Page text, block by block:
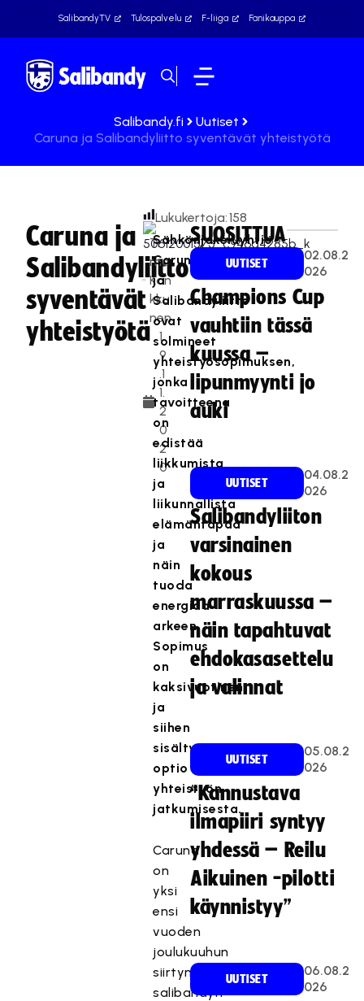
SalibandyTV Tulospalvelu F-liiga Fanikauppa
Salibandy.fi
Uutiset
Caruna ja Salibandyliitto syventävät yhteistyötä
Caruna ja
Salibandyliitto
syventävät
yhteistyötä
Ti
mo
Kan
kku
nen
1
9
.1
1.
2
0
2
0
Lukukertoja:158
Sähkönjakeluyhtiö
Caruna
ja
Salibandyliitto
ovat
solmineet
yhteistyösopimuksen,
jonka
tavoitteena
on
edistää
liikkumista
ja
liikunnallista
elämäntapaa
ja
näin
tuoda
energiaa
arkeen.
Sopimus
on
kaksivuotinen
ja
siihen
sisältyy
optio
yhteistyön
jatkumisesta.
Caruna
on
yksi
ensi
vuoden
joulukuuhun
siirtyneiden
salibandyn
SUOSITTUA
UUTISET
02.08.2
026
Champions Cup
vauhtiin tässä
kuussa –
lipunmyynti jo
auki
UUTISET
04.08.2
026
Salibandyliiton
varsinainen
kokous
marraskuussa –
näin tapahtuvat
ehdokasasettelu
ja valinnat
UUTISET
05.08.2
026
“Kannustava
ilmapiiri syntyy
yhdessä – Reilu
Aikuinen -pilotti
käynnistyy”
UUTISET
06.08.2
026